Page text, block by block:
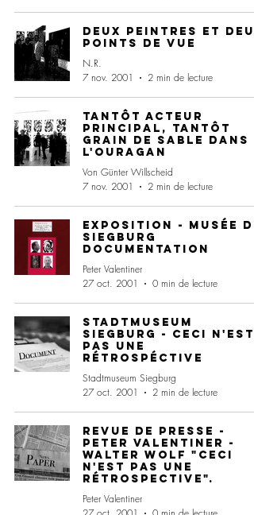
Deux peintres et
points de vue
N.R.
7 nov. 2001
2 min de lecture
Tantôt acteur
principal, tantôt
grain de sable dans
l'ouragan
Von Günter Willscheid
7 nov. 2001
2 min de lecture
Exposition - Musée
Siegburg
Documentation
Peter Valentiner
27 oct. 2001
0 min de lecture
Stadtmuseum
Siegburg - Ceci n'est
pas une
rétrospéctive
Stadtmuseum Siegburg
27 oct. 2001
2 min de lecture
Revue de presse -
Peter Valentiner -
Walter Wolf "Ceci
n'est pas une
rétrospective".
Peter Valentiner